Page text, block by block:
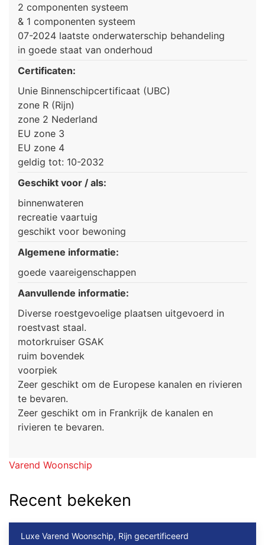
2 componenten systeem
& 1 componenten systeem
07-2024 laatste onderwaterschip behandeling
in goede staat van onderhoud
Certificaten:
Unie Binnenschipcertificaat (UBC)
zone R (Rijn)
zone 2 Nederland
EU zone 3
EU zone 4
geldig tot: 10-2032
Geschikt voor / als:
binnenwateren
recreatie vaartuig
geschikt voor bewoning
Algemene informatie:
goede vaareigenschappen
Aanvullende informatie:
Diverse roestgevoelige plaatsen uitgevoerd in
roestvast staal.
motorkruiser GSAK
ruim bovendek
voorpiek
Zeer geschikt om de Europese kanalen en rivieren
te bevaren.
Zeer geschikt om in Frankrijk de kanalen en
rivieren te bevaren.
Varend Woonschip
Recent bekeken
Luxe Varend Woonschip, Rijn gecertificeerd